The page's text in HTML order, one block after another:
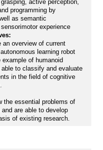
active perception,
programming by
as semantic
experience
an overview of current
learning robot
of humanoid
to classify and evaluate
in the field of cognitive
the essential problems of
are able to develop
of existing research.